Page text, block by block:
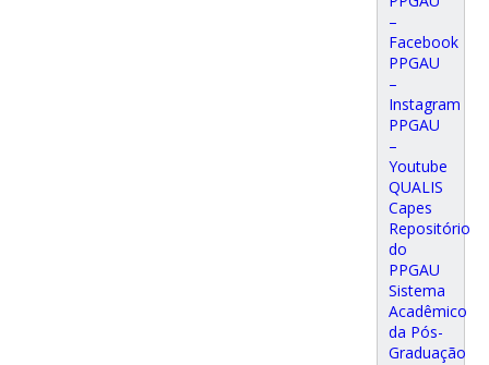
–
Facebook
PPGAU
–
Instagram
PPGAU
–
Youtube
QUALIS
Capes
Repositório
do
PPGAU
Sistema
Acadêmico
da Pós-
Graduação